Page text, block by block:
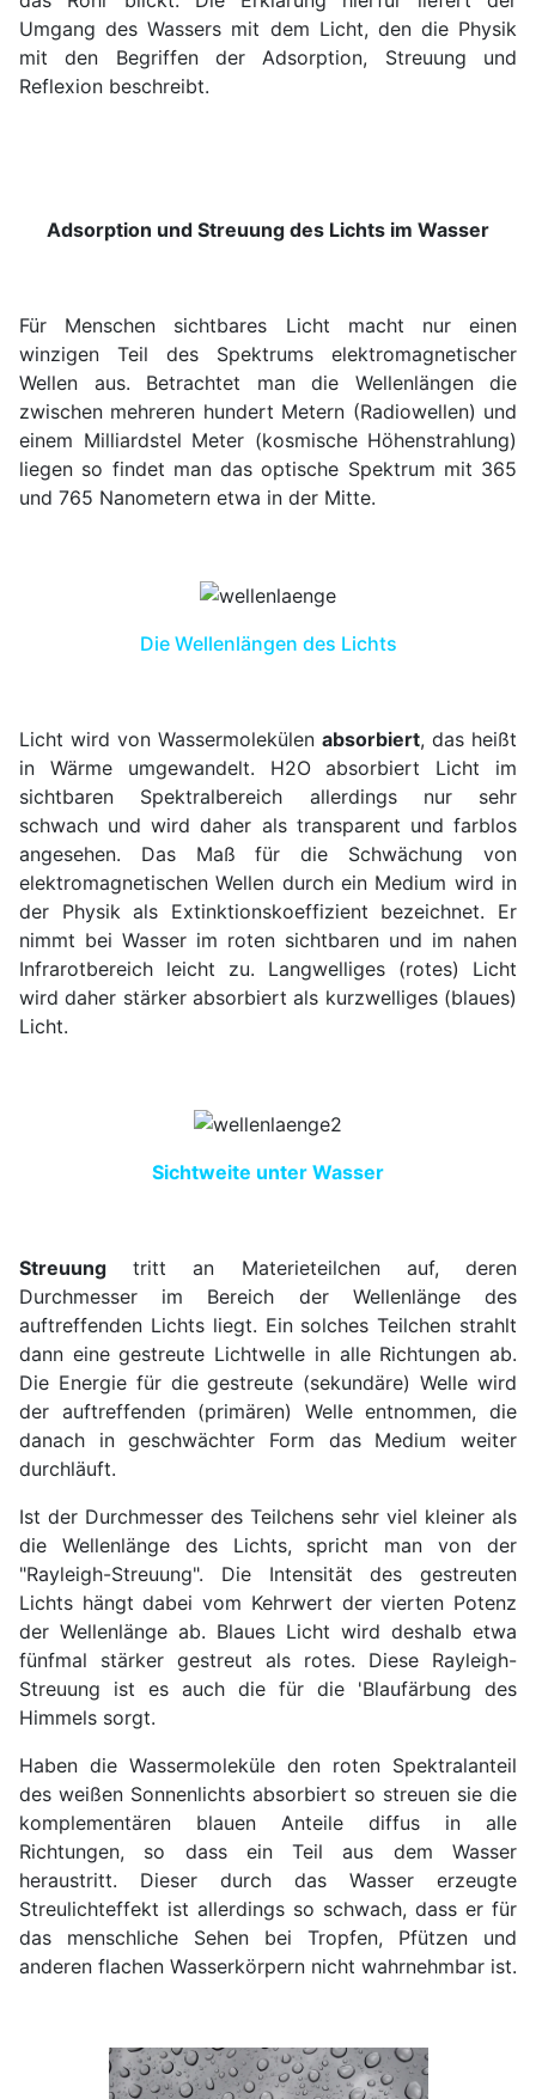
Umgang des Wassers mit dem Licht, den die Physik
mit den Begriffen der Adsorption, Streuung und
Reflexion beschreibt.
Adsorption und Streuung des Lichts im Wasser
Für Menschen sichtbares Licht macht nur einen
winzigen Teil des Spektrums elektromagnetischer
Wellen aus. Betrachtet man die Wellenlängen die
zwischen mehreren hundert Metern (Radiowellen) und
einem Milliardstel Meter (kosmische Höhenstrahlung)
liegen so findet man das optische Spektrum mit 365
und 765 Nanometern etwa in der Mitte.
Die Wellenlängen des Lichts
Licht wird von Wassermolekülen absorbiert, das heißt
in Wärme umgewandelt. H2O absorbiert Licht im
sichtbaren Spektralbereich allerdings nur sehr
schwach und wird daher als transparent und farblos
angesehen. Das Maß für die Schwächung von
elektromagnetischen Wellen durch ein Medium wird in
der Physik als Extinktionskoeffizient bezeichnet. Er
nimmt bei Wasser im roten sichtbaren und im nahen
Infrarotbereich leicht zu. Langwelliges (rotes) Licht
wird daher stärker absorbiert als kurzwelliges (blaues)
Licht.
Sichtweite unter Wasser
Streuung tritt an Materieteilchen auf, deren
Durchmesser im Bereich der Wellenlänge des
auftreffenden Lichts liegt. Ein solches Teilchen strahlt
dann eine gestreute Lichtwelle in alle Richtungen ab.
Die Energie für die gestreute (sekundäre) Welle wird
der auftreffenden (primären) Welle entnommen, die
danach in geschwächter Form das Medium weiter
durchläuft.
Ist der Durchmesser des Teilchens sehr viel kleiner als
die Wellenlänge des Lichts, spricht man von der
"Rayleigh-Streuung". Die Intensität des gestreuten
Lichts hängt dabei vom Kehrwert der vierten Potenz
der Wellenlänge ab. Blaues Licht wird deshalb etwa
fünfmal stärker gestreut als rotes. Diese Rayleigh-
Streuung ist es auch die für die 'Blaufärbung des
Himmels sorgt.
Haben die Wassermoleküle den roten Spektralanteil
des weißen Sonnenlichts absorbiert so streuen sie die
komplementären blauen Anteile diffus in alle
Richtungen, so dass ein Teil aus dem Wasser
heraustritt. Dieser durch das Wasser erzeugte
Streulichteffekt ist allerdings so schwach, dass er für
das menschliche Sehen bei Tropfen, Pfützen und
anderen flachen Wasserkörpern nicht wahrnehmbar ist.